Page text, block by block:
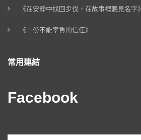
《在安靜中找回步伐，在故事裡聽見名字》
《一份不能辜負的信任》
常用連結
Facebook